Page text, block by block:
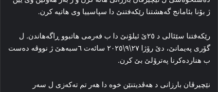
ژ بۆنا بئامانج گەهشتنا رێکەفتنێ دا سپاسییا وی هاتیه‌ کرن.
رێکەفتنا سێئالی د ۲٥ێ ئیلۆنێ دا ب فه‌رمی هاتبوو ڕاگەهاندن. ل
گۆری په‌یمانێ، دێ رۆژا ٢٧\٩\٢٠٢٥ سائه‌ت ٦سبه‌هێ ژ نووڤه‌ ده‌ست
ب هنارده‌کرنا په‌ترۆلێ بێ کرن.
نێچیرڤان بارزانی د هه‌ڤدیتنێن خوه‌ دا هه‌ر تم ته‌که‌زی ل سه‌ر